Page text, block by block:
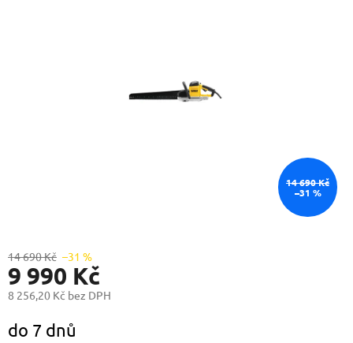
14 690 Kč
–31 %
14 690 Kč –31 %
9 990 Kč
8 256,20 Kč bez DPH
cena:
do 7 dnů